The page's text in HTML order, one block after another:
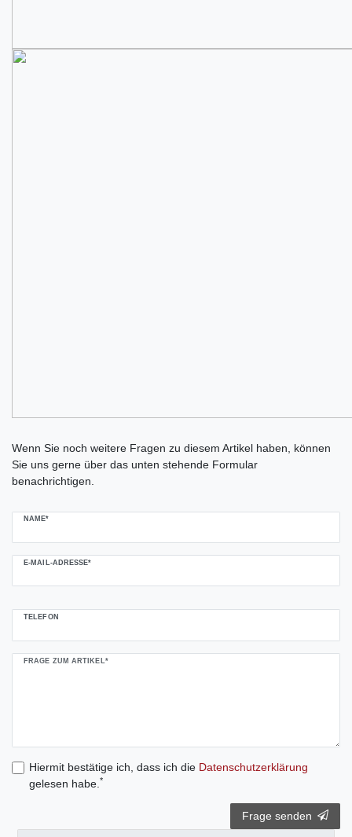
Wenn Sie noch weitere Fragen zu diesem Artikel haben, können
Sie uns gerne über das unten stehende Formular
benachrichtigen.
NAME*
E-MAIL-ADRESSE*
TELEFON
FRAGE ZUM ARTIKEL*
Hiermit bestätige ich, dass ich die Daten­schutz­erklärung
gelesen habe. *
Frage senden